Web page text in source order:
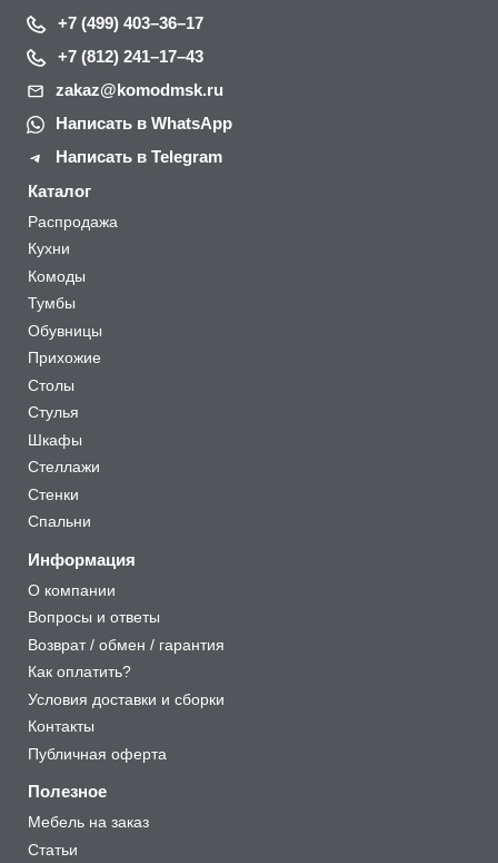
+7 (499) 403–36–17
+7 (812) 241–17–43
zakaz@komodmsk.ru
Написать в WhatsApp
Написать в Telegram
Каталог
Распродажа
Кухни
Комоды
Тумбы
Обувницы
Прихожие
Столы
Стулья
Шкафы
Стеллажи
Стенки
Спальни
Информация
О компании
Вопросы и ответы
Возврат / обмен / гарантия
Как оплатить?
Условия доставки и сборки
Контакты
Публичная оферта
Полезное
Мебель на заказ
Статьи